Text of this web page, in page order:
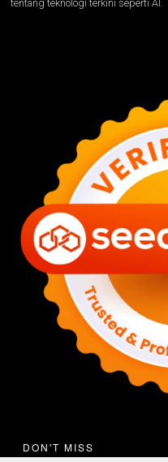
tentang teknologi terkini seperti AI.
DON'T MISS